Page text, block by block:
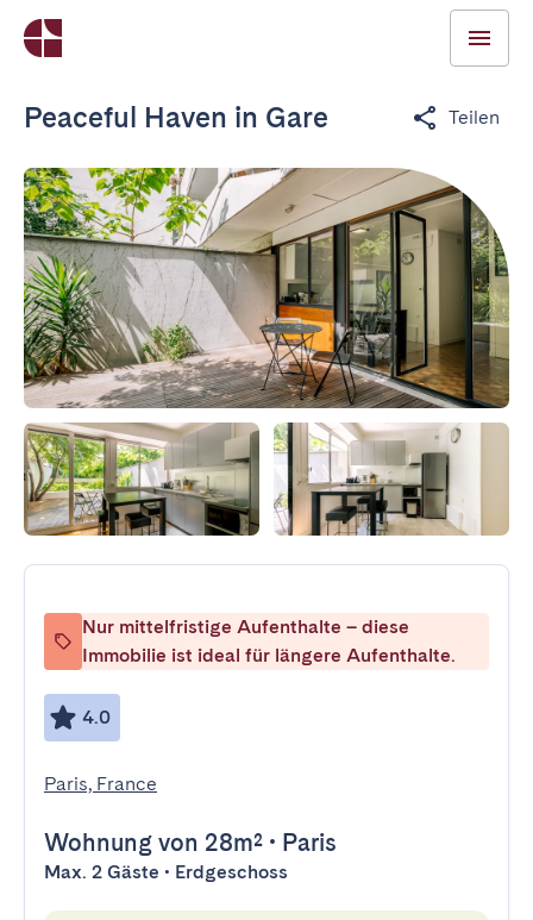
Peaceful Haven in Gare Teilen
Nur mittelfristige Aufenthalte – diese
Immobilie ist ideal für längere Aufenthalte.
4.0
Paris, France
Wohnung von 28m² • Paris
Max. 2 Gäste • Erdgeschoss